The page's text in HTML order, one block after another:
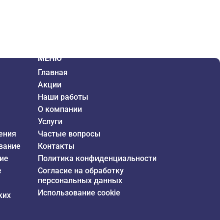
МЕНЮ
Главная
Акции
Наши работы
О компании
Услуги
Частые вопросы
Контакты
Политика конфиденциальности
Согласие на обработку
персональных данных
Использование cookie